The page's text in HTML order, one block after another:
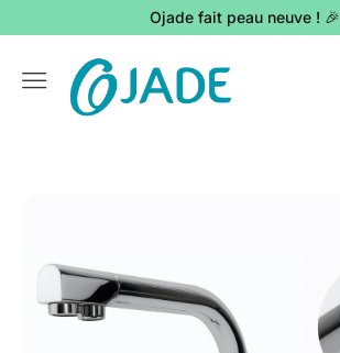
Ojade fait peau neuve ! 🎉